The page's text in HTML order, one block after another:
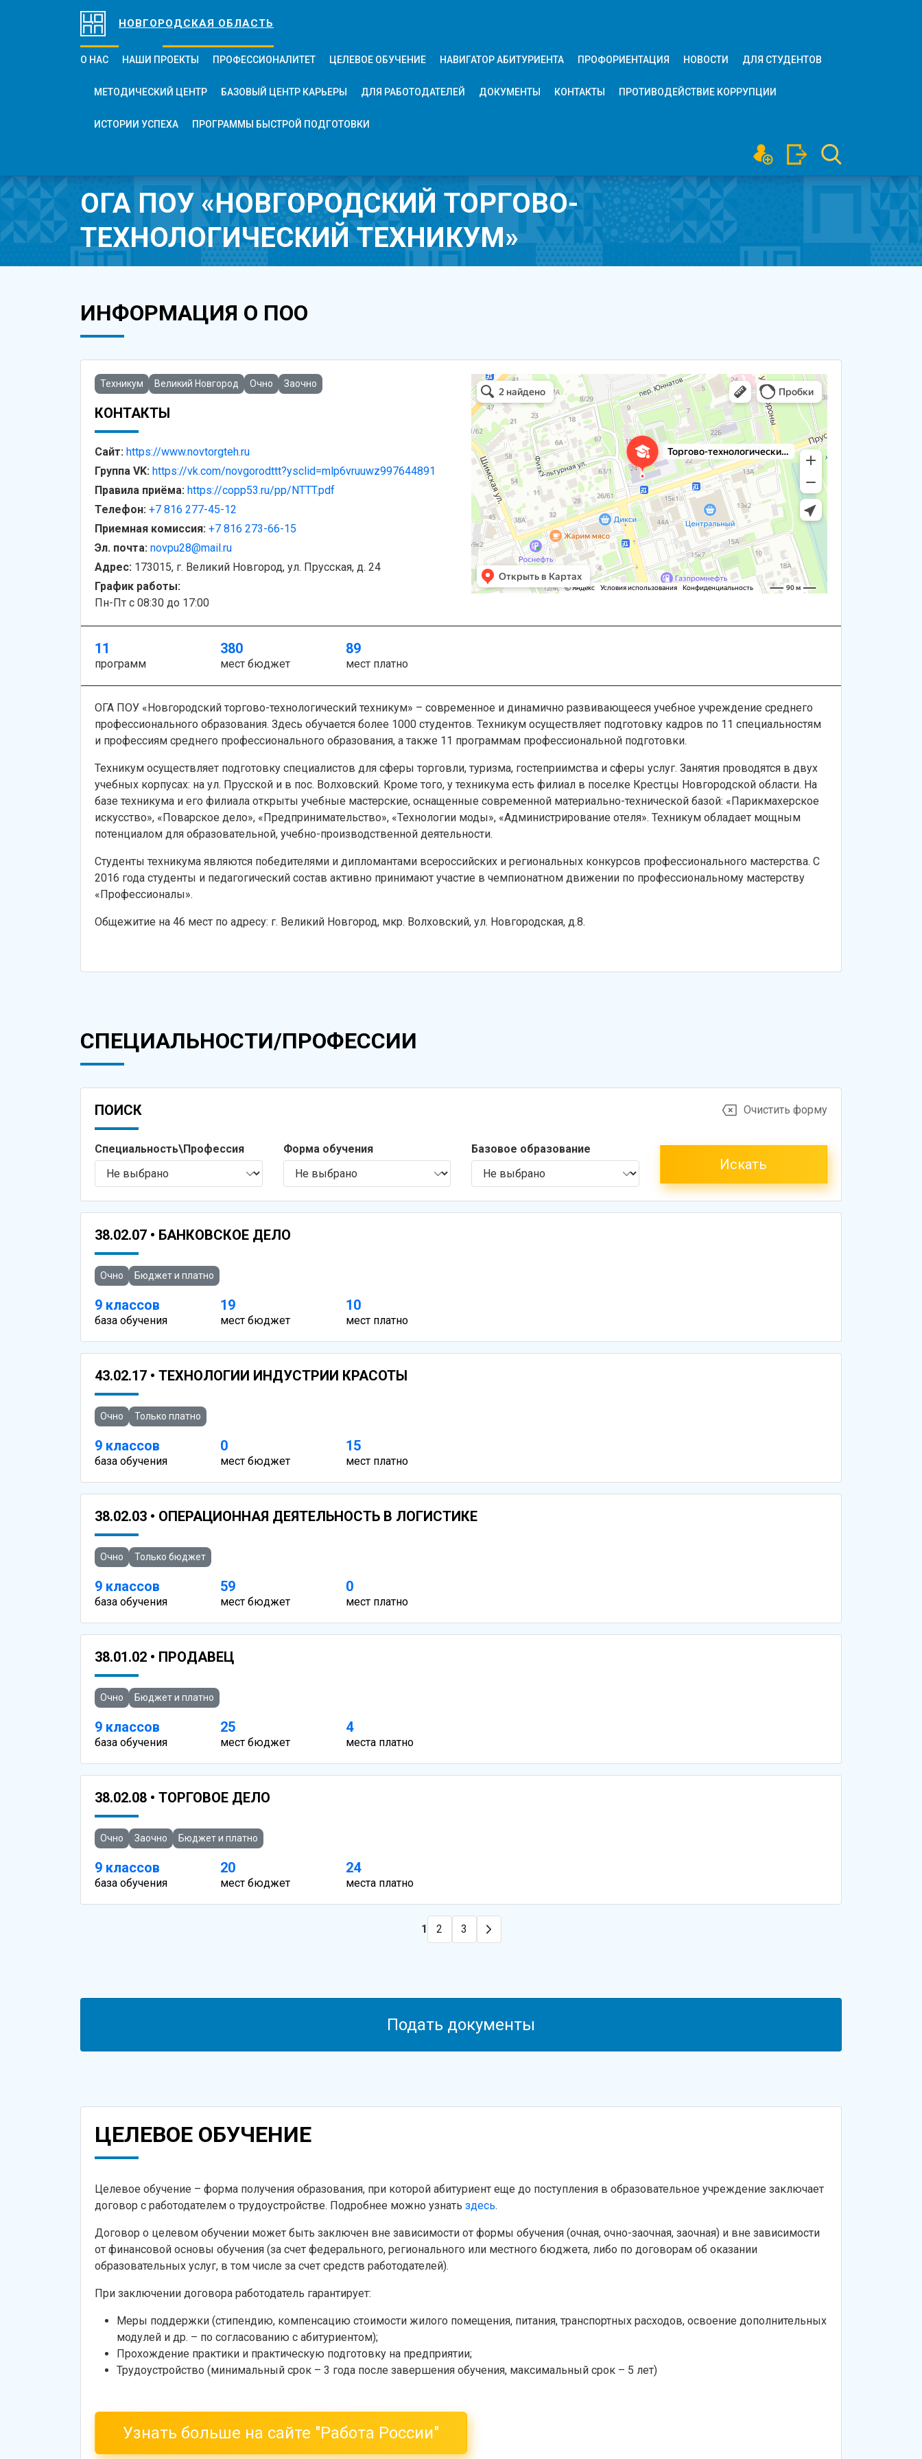
НОВГОРОДСКАЯ ОБЛАСТЬ
О НАС НАШИ ПРОЕКТЫ ПРОФЕССИОНАЛИТЕТ ЦЕЛЕВОЕ ОБУЧЕНИЕ НАВИГАТОР АБИТУРИЕНТА ПРОФОРИЕНТАЦИЯ НОВОСТИ ДЛЯ СТУДЕНТОВ
МЕТОДИЧЕСКИЙ ЦЕНТР БАЗОВЫЙ ЦЕНТР КАРЬЕРЫ ДЛЯ РАБОТОДАТЕЛЕЙ ДОКУМЕНТЫ КОНТАКТЫ ПРОТИВОДЕЙСТВИЕ КОРРУПЦИИ
ИСТОРИИ УСПЕХА ПРОГРАММЫ БЫСТРОЙ ПОДГОТОВКИ
ОГА ПОУ «НОВГОРОДСКИЙ ТОРГОВО-
ТЕХНОЛОГИЧЕСКИЙ ТЕХНИКУМ»
ИНФОРМАЦИЯ О ПОО
Техникум Великий Новгород Очно Заочно
КОНТАКТЫ
Сайт: https://www.novtorgteh.ru
Группа VK: https://vk.com/novgorodttt?ysclid=mlp6vruuwz997644891
Правила приёма: https://copp53.ru/pp/NTTT.pdf
Телефон: +7 816 277-45-12
Приемная комиссия: +7 816 273-66-15
Эл. почта: novpu28@mail.ru
Адрес: 173015, г. Великий Новгород, ул. Прусская, д. 24
График работы:
Пн-Пт с 08:30 до 17:00
11
программ
380
мест бюджет
89
мест платно
ОГА ПОУ «Новгородский торгово-технологический техникум» – современное и динамично развивающееся учебное учреждение среднего
профессионального образования. Здесь обучается более 1000 студентов. Техникум осуществляет подготовку кадров по 11 специальностям
и профессиям среднего профессионального образования, а также 11 программам профессиональной подготовки.
Техникум осуществляет подготовку специалистов для сферы торговли, туризма, гостеприимства и сферы услуг. Занятия проводятся в двух
учебных корпусах: на ул. Прусской и в пос. Волховский. Кроме того, у техникума есть филиал в поселке Крестцы Новгородской области. На
базе техникума и его филиала открыты учебные мастерские, оснащенные современной материально-технической базой: «Парикмахерское
искусство», «Поварское дело», «Предпринимательство», «Технологии моды», «Администрирование отеля». Техникум обладает мощным
потенциалом для образовательной, учебно-производственной деятельности.
Студенты техникума являются победителями и дипломантами всероссийских и региональных конкурсов профессионального мастерства. С
2016 года студенты и педагогический состав активно принимают участие в чемпионатном движении по профессиональному мастерству
«Профессионалы».
Общежитие на 46 мест по адресу: г. Великий Новгород, мкр. Волховский, ул. Новгородская, д.8.
СПЕЦИАЛЬНОСТИ/ПРОФЕССИИ
ПОИСК Очистить форму
Специальность\Профессия Форма обучения Базовое образование
Искать
38.02.07 • БАНКОВСКОЕ ДЕЛО
Очно Бюджет и платно
9 классов
база обучения
19
мест бюджет
10
мест платно
43.02.17 • ТЕХНОЛОГИИ ИНДУСТРИИ КРАСОТЫ
Очно Только платно
9 классов
база обучения
0
мест бюджет
15
мест платно
38.02.03 • ОПЕРАЦИОННАЯ ДЕЯТЕЛЬНОСТЬ В ЛОГИСТИКЕ
Очно Только бюджет
9 классов
база обучения
59
мест бюджет
0
мест платно
38.01.02 • ПРОДАВЕЦ
Очно Бюджет и платно
9 классов
база обучения
25
мест бюджет
4
места платно
38.02.08 • ТОРГОВОЕ ДЕЛО
Очно Заочно Бюджет и платно
9 классов
база обучения
20
мест бюджет
24
места платно
1 2 3
Подать документы
ЦЕЛЕВОЕ ОБУЧЕНИЕ
Целевое обучение – форма получения образования, при которой абитуриент еще до поступления в образовательное учреждение заключает
договор с работодателем о трудоустройстве. Подробнее можно узнать здесь.
Договор о целевом обучении может быть заключен вне зависимости от формы обучения (очная, очно-заочная, заочная) и вне зависимости
от финансовой основы обучения (за счет федерального, регионального или местного бюджета, либо по договорам об оказании
образовательных услуг, в том числе за счет средств работодателей).
При заключении договора работодатель гарантирует:
Меры поддержки (стипендию, компенсацию стоимости жилого помещения, питания, транспортных расходов, освоение дополнительных
модулей и др. – по согласованию с абитуриентом);
Прохождение практики и практическую подготовку на предприятии;
Трудоустройство (минимальный срок – 3 года после завершения обучения, максимальный срок – 5 лет)
Узнать больше на сайте "Работа России"